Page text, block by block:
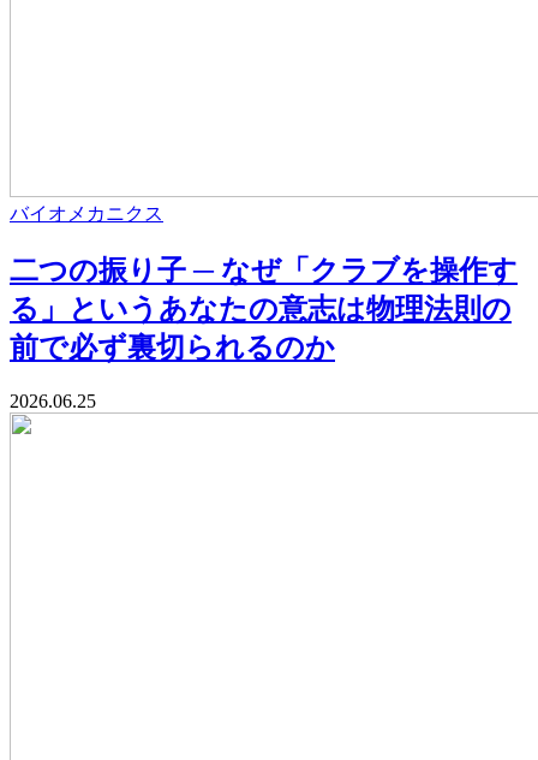
バイオメカニクス
二つの振り子 ─ なぜ「クラブを操作す
る」というあなたの意志は物理法則の
前で必ず裏切られるのか
2026.06.25